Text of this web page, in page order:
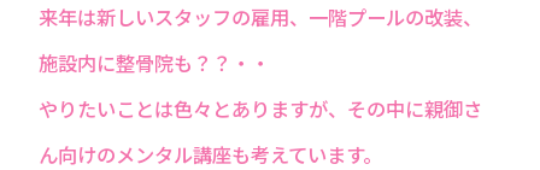
来年は新しいスタッフの雇用、一階プールの改装、
施設内に整骨院も？？・・
やりたいことは色々とありますが、その中に親御さ
ん向けのメンタル講座も考えています。